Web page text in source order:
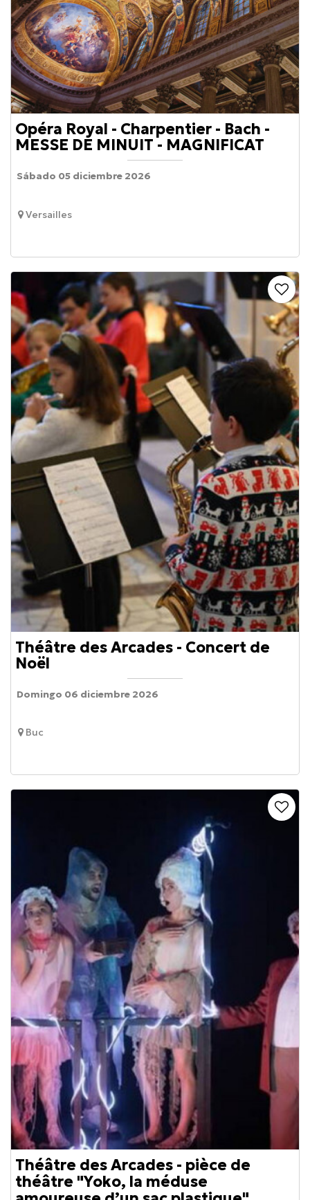
Opéra Royal - Charpentier - Bach -
MESSE DE MINUIT - MAGNIFICAT
Versailles
Sábado 05 diciembre 2026
Théâtre des Arcades - Concert de
Noël
Buc
Domingo 06 diciembre 2026
Théâtre des Arcades - pièce de
théâtre "Yoko, la méduse